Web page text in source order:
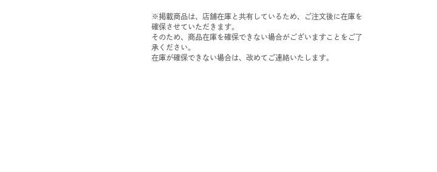
※掲載商品は、店舗在庫と共有しているため、ご注文後に在庫を
確保させていただきます。
そのため、商品在庫を確保できない場合がございますことをご了
承ください。
在庫が確保できない場合は、改めてご連絡いたします。